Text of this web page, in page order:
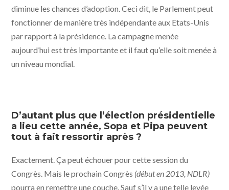
diminue les chances d’adoption. Ceci dit, le Parlement peut
fonctionner de manière très indépendante aux Etats-Unis
par rapport à la présidence. La campagne menée
aujourd’hui est très importante et il faut qu’elle soit menée à
un niveau mondial.
D’autant plus que l’élection présidentielle
a lieu cette année, Sopa et Pipa peuvent
tout à fait ressortir après ?
Exactement. Ça peut échouer pour cette session du
Congrès. Mais le prochain Congrès (début en 2013, NDLR)
pourra en remettre une couche. Sauf s’il y a une telle levée